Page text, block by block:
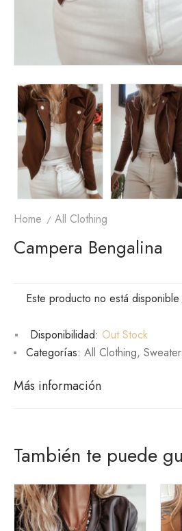
Home All Clothing
Campera Bengalina
Este producto no está
Disponibilidad: Out Stock
Categorías: All Clothing,
Más información
También te puede